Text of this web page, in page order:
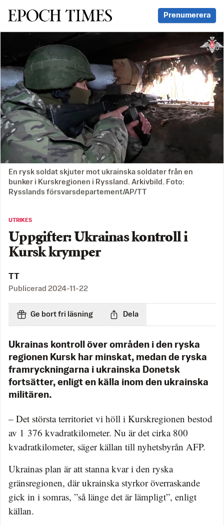
Svenska Epoch Times Prenumerera
En rysk soldat skjuter mot ukrainska soldater från en
bunker i Kurskregionen i Ryssland. Arkivbild. Foto:
Rysslands försvarsdepartement/AP/TT
UTRIKES
Uppgifter: Ukrainas kontroll i
Kursk krymper
TT
Publicerad 2024-11-22
Ge bort fri läsning Dela
Ukrainas kontroll över områden i den ryska
regionen Kursk har minskat, medan de ryska
framryckningarna i ukrainska Donetsk
fortsätter, enligt en källa inom den ukrainska
militären.
– Det största territoriet vi höll i Kurskregionen bestod
av 1 376 kvadratkilometer. Nu är det cirka 800
kvadratkilometer, säger källan till nyhetsbyrån AFP.
Ukrainas plan är att stanna kvar i den ryska
gränsregionen, där ukrainska styrkor överraskande
gick in i somras, ”så länge det är lämpligt”, enligt
källan.